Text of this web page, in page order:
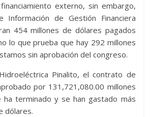
externo, sin embargo,
Información de Gestión Financiera
454 millones de dólares pagados
lo que prueba que hay 292 millones
sin aprobación del congreso.
Pinalito, el contrato de
por 131,721,080.00 millones
terminado y se han gastado más
dólares.